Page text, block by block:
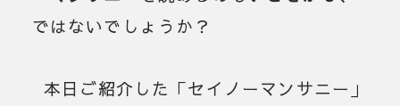
ではないでしょうか？
本日ご紹介した「セイノーマンサニー」